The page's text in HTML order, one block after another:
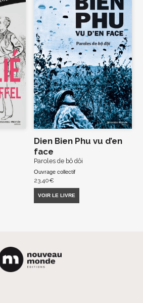
Dien Bien Phu vu d’en
face
Paroles de bô dôi
Ouvrage collectif
23,40€
VOIR LE LIVRE